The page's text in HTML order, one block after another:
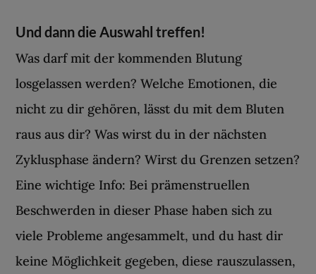
Und dann die Auswahl treffen!
Was darf mit der kommenden Blutung
losgelassen werden? Welche Emotionen, die
nicht zu dir gehören, lässt du mit dem Bluten
raus aus dir? Was wirst du in der nächsten
Zyklusphase ändern? Wirst du Grenzen setzen?
Eine wichtige Info: Bei prämenstruellen
Beschwerden in dieser Phase haben sich zu
viele Probleme angesammelt, und du hast dir
keine Möglichkeit gegeben, diese rauszulassen,